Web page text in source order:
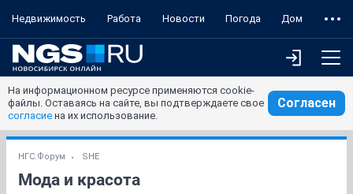
Недвижимость Работа Новости Погода Дом
На информационном ресурсе применяются cookie-
файлы. Оставаясь на сайте, вы подтверждаете свое
согласие на их использование.
Согласен
НГС.Форум SHE
Мода и красота